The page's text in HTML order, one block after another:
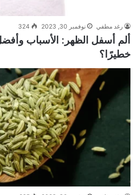
رغد مطفي نوفمبر 30, 2023 324
ألم أسفل الظهر: الأسباب
خطيرًا؟